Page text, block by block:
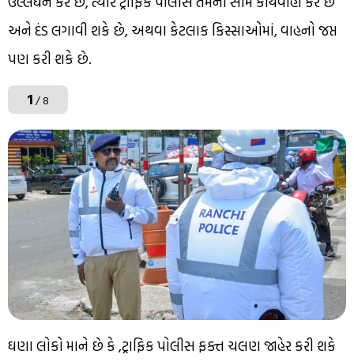
અને દંડ લગાવી શકે છે, અથવા કેટલાક કિસ્સાઓમાં, વાહનો જપ્ત
પણ કરી શકે છે.
1/ 8
ઘણા લોકો માને છે કે ,ટ્રાફિક પોલીસ ફક્ત ચલણ જાહેર કરી શકે